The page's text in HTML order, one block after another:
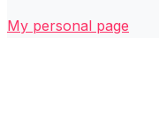
My personal page